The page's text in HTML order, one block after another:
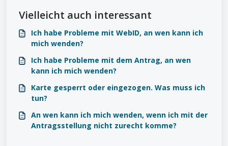
Vielleicht auch interessant
Ich habe Probleme mit WebID, an wen kann ich
mich wenden?
Ich habe Probleme mit dem Antrag, an wen
kann ich mich wenden?
Karte gesperrt oder eingezogen. Was muss ich
tun?
An wen kann ich mich wenden, wenn ich mit der
Antragsstellung nicht zurecht komme?